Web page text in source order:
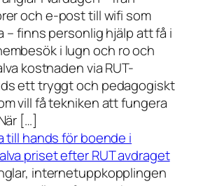
och e-post till wifi som
– finns personlig hjälp att få i
i lugn och ro och
kostnaden via RUT-
ett tryggt och pedagogiskt
vill få tekniken att fungera
[…]
till hands för boende i
priset efter RUT avdraget
internetuppkopplingen